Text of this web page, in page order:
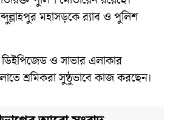
মহাসড়কে র‌্যাব ও পুলিশ
ও সাভার এলাকার
শ্রমিকরা সুষ্ঠুভাবে কাজ করছেন।